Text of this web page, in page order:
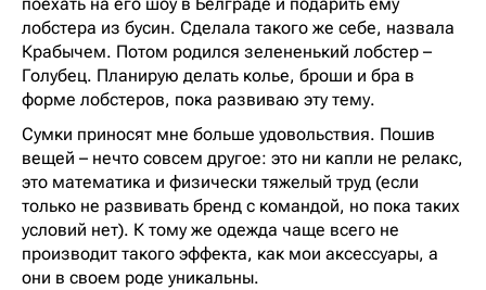
лобстера из бусин. Сделала такого же себе, назвала
Крабычем. Потом родился зелененький лобстер –
Голубец. Планирую делать колье, броши и бра в
форме лобстеров, пока развиваю эту тему.
Сумки приносят мне больше удовольствия. Пошив
вещей – нечто совсем другое: это ни капли не релакс,
это математика и физически тяжелый труд (если
только не развивать бренд с командой, но пока таких
условий нет). К тому же одежда чаще всего не
производит такого эффекта, как мои аксессуары, а
они в своем роде уникальны.